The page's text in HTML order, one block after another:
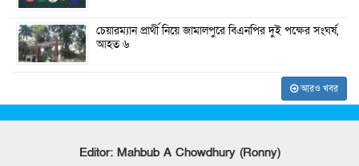
চেয়ারম্যান প্রার্থী নিয়ে জামালপুরে বিএনপির দুই পক্ষের সংঘর্ষ,
আহত ৬
আরও খবর
Editor: Mahbub A Chowdhury (Ronny)